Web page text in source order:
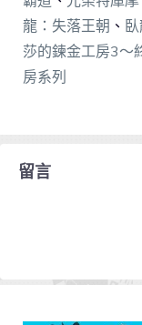
龍：失落王朝 、
莎的鍊金工房3～
房系列
留言